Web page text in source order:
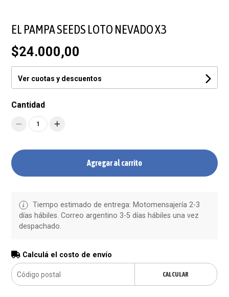
EL PAMPA SEEDS LOTO NEVADO X3
$24.000,00
Ver cuotas y descuentos
Cantidad
1
Agregar al carrito
Tiempo estimado de entrega: Motomensajería 2-3
días hábiles. Correo argentino 3-5 días hábiles una vez
despachado.
Calculá el costo de envío
CALCULAR